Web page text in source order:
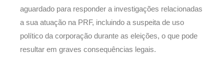
aguardado para responder a investigações relacionadas
a sua atuação na PRF, incluindo a suspeita de uso
político da corporação durante as eleições, o que pode
resultar em graves consequências legais.